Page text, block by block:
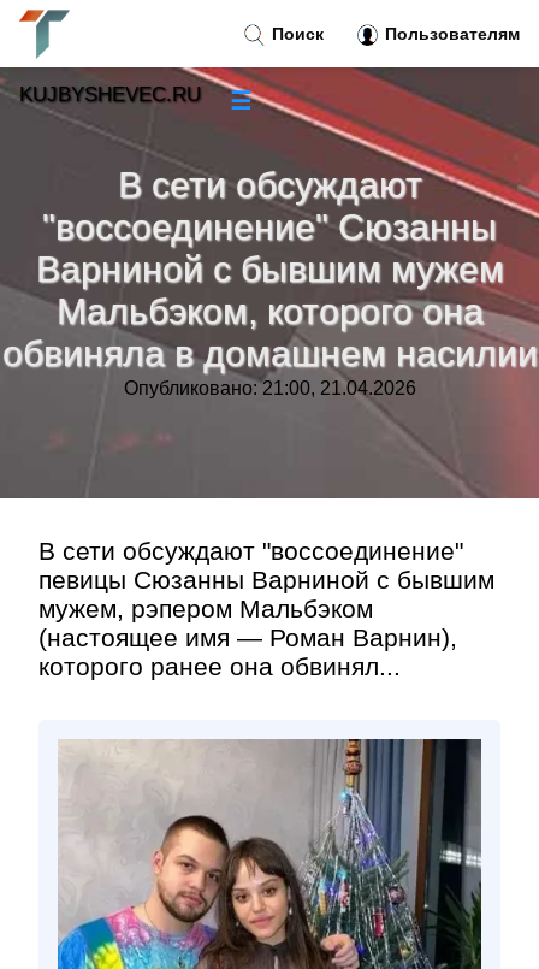
В сети обсуждают
"воссоединение" Сюзанны
Варниной с бывшим мужем
Мальбэком, которого она
обвиняла в домашнем насилии
Опубликовано: 21:00, 21.04.2026
В сети обсуждают "воссоединение"
певицы Сюзанны Варниной с бывшим
мужем, рэпером Мальбэком
(настоящее имя — Роман Варнин),
которого ранее она обвинял...
Поиск Пользователям
KUJBYSHEVEC.RU ☰
Новости
Тренды новостей»
Рубрики»
»